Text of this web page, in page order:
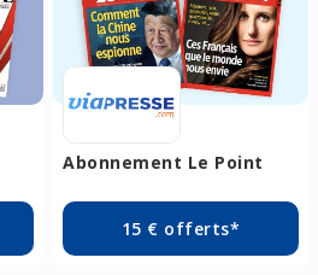
Abonnement Le Point
15 € offerts*